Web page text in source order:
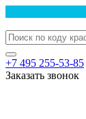
+7 495 255-53-85
Заказать звонок